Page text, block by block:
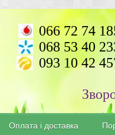
066 72 74
068 53 40
093 10 42
Оплата і доставка